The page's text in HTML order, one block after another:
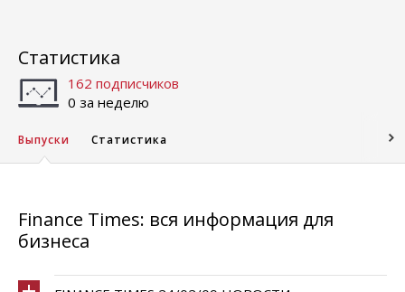
Статистика
162 подписчиков
0 за неделю
Выпуски Статистика
Finance Times: вся информация для
бизнеса